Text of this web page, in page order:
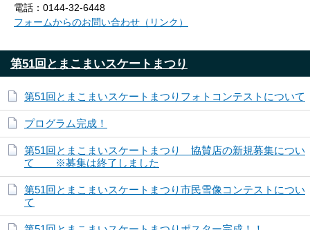
電話：0144-32-6448
フォームからのお問い合わせ（リンク）
第51回とまこまいスケートまつり
第51回とまこまいスケートまつりフォトコンテストについて
プログラム完成！
第51回とまこまいスケートまつり 協賛店の新規募集につい
て ※募集は終了しました
第51回とまこまいスケートまつり市民雪像コンテストについ
て